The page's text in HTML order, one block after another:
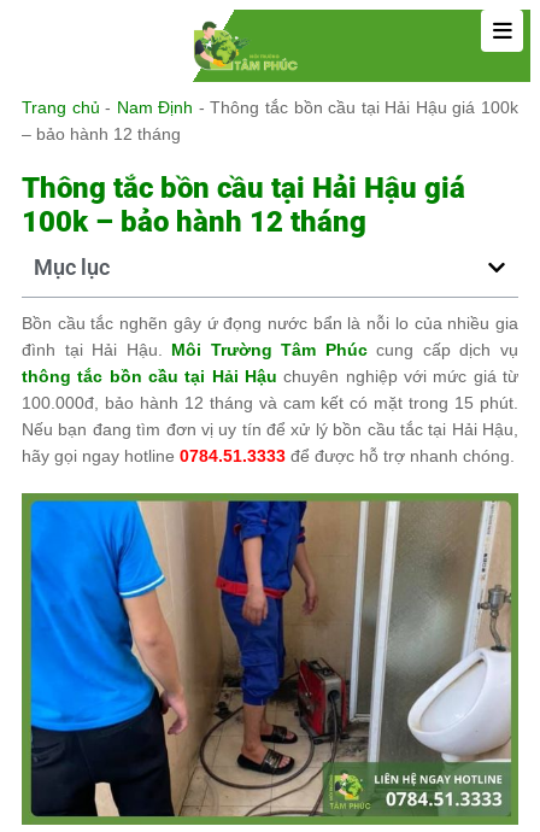
Trang chủ - Nam Định -Thông tắc bồn cầu tại Hải Hậu giá 100k
– bảo hành 12 tháng
Thông tắc bồn cầu tại Hải Hậu giá
100k – bảo hành 12 tháng
Mục lục
Bồn cầu tắc nghẽn gây ứ đọng nước bẩn là nỗi lo của nhiều gia
đình tại Hải Hậu. Môi Trường Tâm Phúccung cấp dịch vụ
thông tắc bồn cầu tại Hải Hậu chuyên nghiệp với mức giá từ
100.000đ, bảo hành 12 tháng và cam kết có mặt trong 15 phút.
Nếu bạn đang tìm đơn vị uy tín để xử lý bồn cầu tắc tại Hải Hậu,
hãy gọi ngay hotline 0784.51.3333 để được hỗ trợ nhanh chóng.